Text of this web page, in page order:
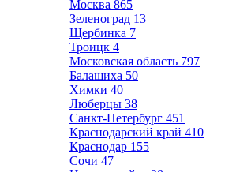
Москва 865
Зеленоград 13
Щербинка 7
Троицк 4
Московская область 797
Балашиха 50
Химки 40
Люберцы 38
Санкт-Петербург 451
Краснодарский край 410
Краснодар 155
Сочи 47